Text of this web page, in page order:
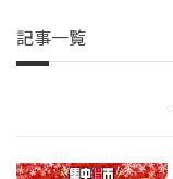
記事一覧